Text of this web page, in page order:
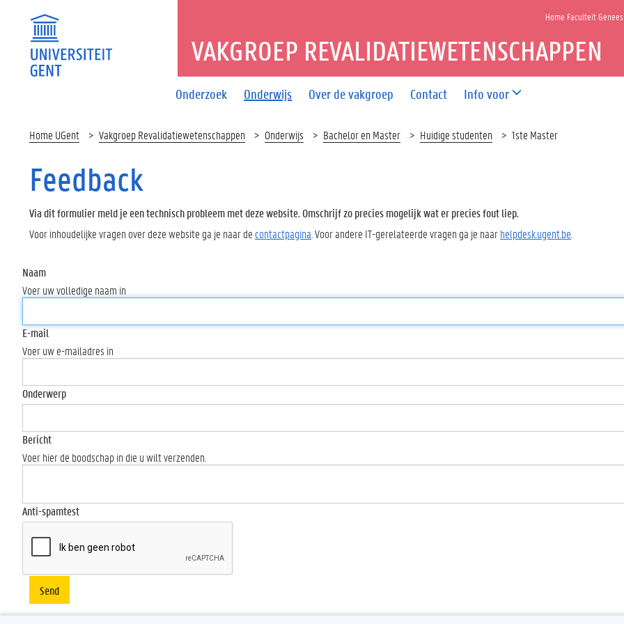
Home Faculteit
Onderzoek Onderwijs Over de vakgroep Contact Info voor
VAKGROEP REVALIDATIEWETENSCHAPPEN
Home UGent Vakgroep Revalidatiewetenschappen Onderwijs Bachelor en Master Huidige studenten 1ste Master
Feedback
Via dit formulier meld je een technisch probleem met deze website. Omschrijf zo precies mogelijk wat er precies fout liep.
Voor inhoudelijke vragen over deze website ga je naar de contactpagina . Voor andere IT-gerelateerde vragen ga je naarhelpdesk.ugent.be
Naam
Voer uw volledige naam in
E-mail
Voer uw e-mailadres in
Onderwerp
Bericht
Voer hier de boodschap in die u wilt verzenden.
Anti-spamtest
Send